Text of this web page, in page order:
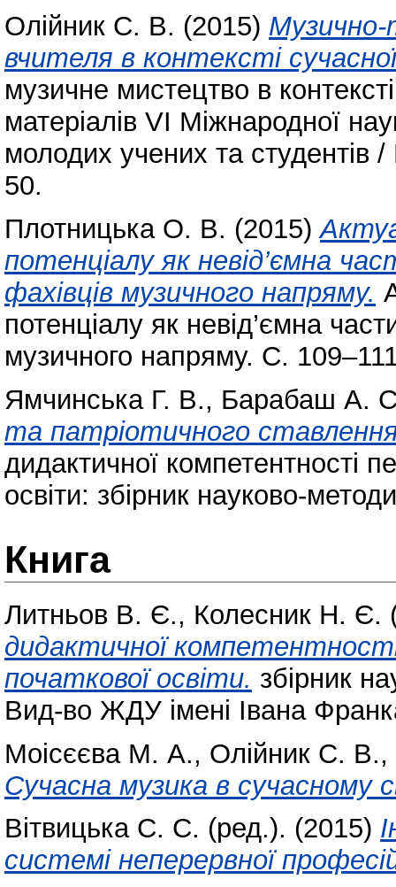
Олійник С. В. (2015) Музично-
вчителя в контексті
музичне мистецтво в
матеріалів VI Міжнародної
молодих учених та
50.
Плотницька О. В. (2015)
потенціалу як невід’ємна
фахівців музичного напряму.
потенціалу як невід’ємна
музичного напряму. С.
Ямчинська Г. В., Барабаш А.
та патріотичного
дидактичної компетентності
освіти: збірник науково-
Книга
Литньов В. Є., Колесник Н. Є.
дидактичної
початкової освіти. збірник
Вид-во ЖДУ імені Івана
Моісєєва М. А., Олійник С. В.,
Сучасна музика в сучасному
Вітвицька С. С. (ред.). (2015)
системі неперервної